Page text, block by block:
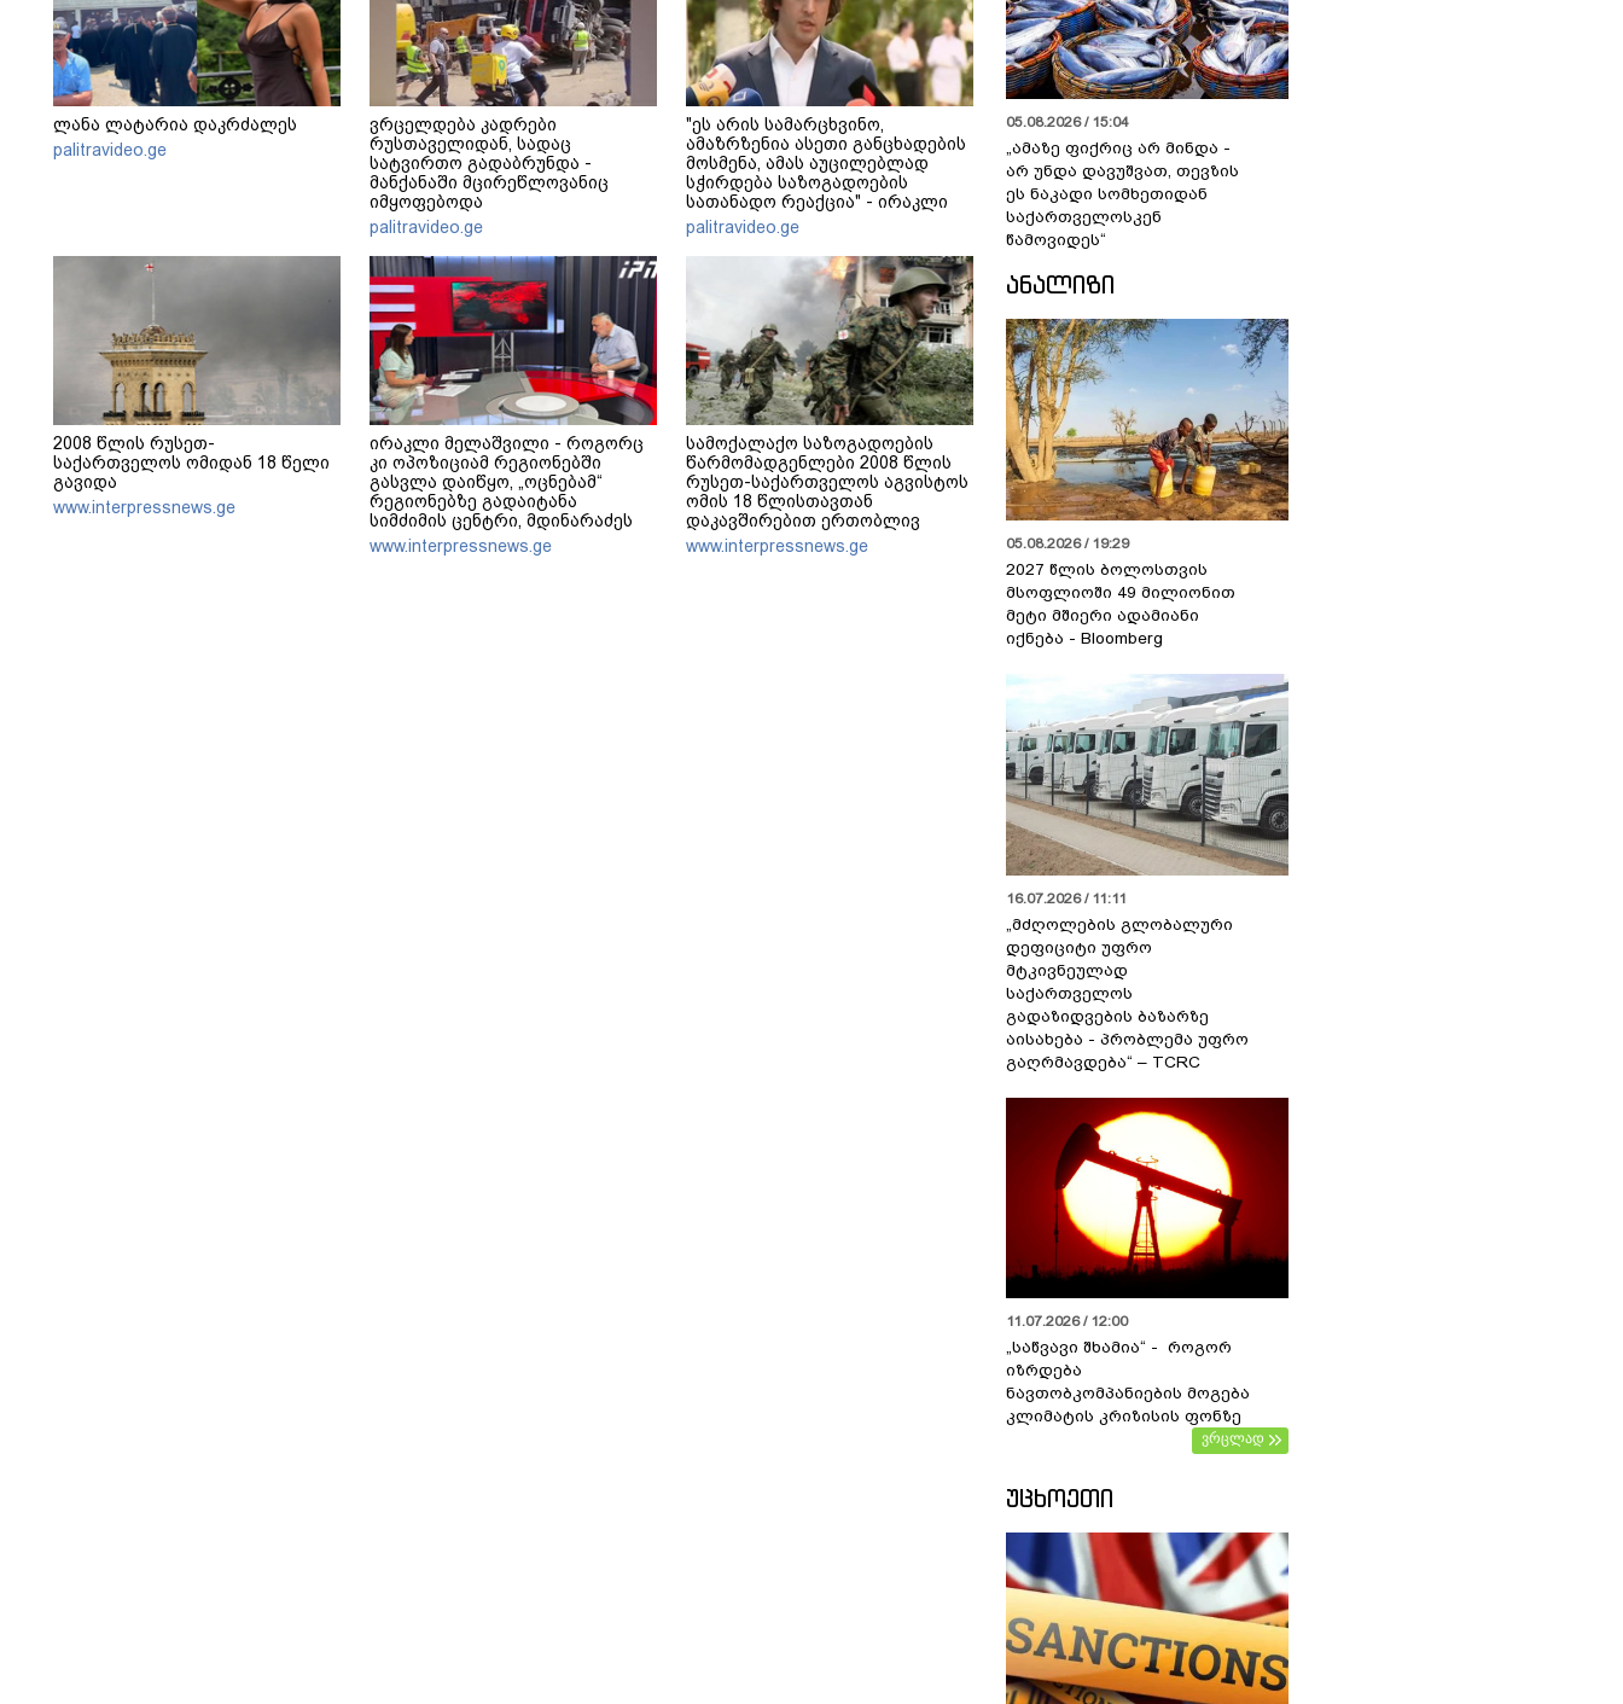
ლანა ლატარია დაკრძალეს
palitravideo.ge
ვრცელდება კადრები
რუსთაველიდან, სადაც
სატვირთო გადაბრუნდა -
მანქანაში მცირეწლოვანიც
იმყოფებოდა
palitravideo.ge
"ეს არის სამარცხვინო,
ამაზრზენია ასეთი განცხადების
მოსმენა, ამას აუცილებლად
სჭირდება საზოგადოების
სათანადო რეაქცია" - ირაკლი
კობახიძე
palitravideo.ge
2008 წლის რუსეთ-
საქართველოს ომიდან 18 წელი
გავიდა
www.interpressnews.ge
ირაკლი მელაშვილი - როგორც
კი ოპოზიციამ რეგიონებში
გასვლა დაიწყო, „ოცნებამ“
რეგიონებზე გადაიტანა
სიმძიმის ცენტრი, მდინარაძეს
პოლიტიკური ფუნქცია ექნება:
არჩევნებისთვის მოამზადოს
www.interpressnews.ge
სამოქალაქო საზოგადოების
წარმომადგენლები 2008 წლის
რუსეთ-საქართველოს აგვისტოს
ომის 18 წლისთავთან
დაკავშირებით ერთობლივ
განცხადებას ავრცელებენ
www.interpressnews.ge
05.08.2026 / 15:04
„ამაზე ფიქრიც არ მინდა -
არ უნდა დავუშვათ, თევზის
ეს ნაკადი სომხეთიდან
საქართველოსკენ
წამოვიდეს“
ᲐᲜᲐᲚᲘᲖᲘ
05.08.2026 / 19:29
2027 წლის ბოლოსთვის
მსოფლიოში 49 მილიონით
მეტი მშიერი ადამიანი
იქნება - Bloomberg
16.07.2026 / 11:11
„მძღოლების გლობალური
დეფიციტი უფრო
მტკივნეულად
საქართველოს
გადაზიდვების ბაზარზე
აისახება - პრობლემა უფრო
გაღრმავდება“ – TCRC
11.07.2026 / 12:00
„საწვავი შხამია“ - როგორ
იზრდება
ნავთობკომპანიების მოგება
კლიმატის კრიზისის ფონზე
ვრცლად
ᲣᲪᲮᲝᲔᲗᲘ